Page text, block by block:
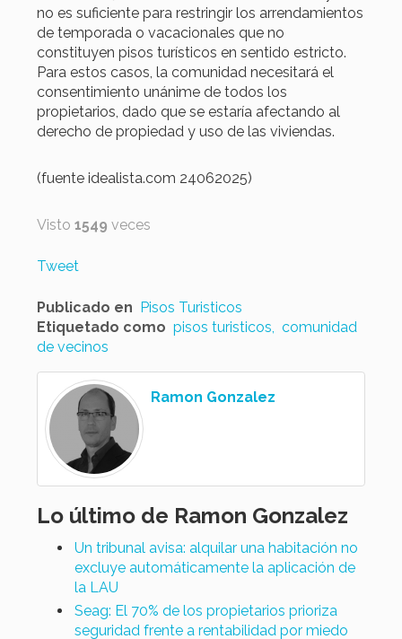
no es suficiente para restringir los arrendamientos
de temporada o vacacionales que no
constituyen pisos turísticos en sentido estricto.
Para estos casos, la comunidad necesitará el
consentimiento unánime de todos los
propietarios, dado que se estaría afectando al
derecho de propiedad y uso de las viviendas.
(fuente idealista.com 24062025)
Visto1549 veces
Tweet
Publicado en Pisos Turisticos
Etiquetado como pisos turisticos comunidad
de vecinos
Ramon Gonzalez
Lo último de Ramon Gonzalez
Un tribunal avisa: alquilar una habitación no
excluye automáticamente la aplicación de
la LAU
Seag: El 70% de los propietarios prioriza
seguridad frente a rentabilidad por miedo